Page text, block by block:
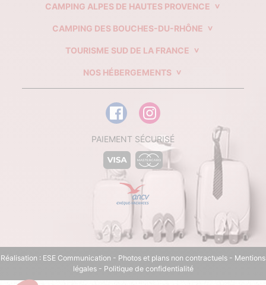
CAMPING ALPES DE HAUTES PROVENCE
CAMPING DES BOUCHES-DU-RHÔNE
TOURISME SUD DE LA FRANCE
NOS HÉBERGEMENTS
PAIEMENT SÉCURISÉ
Réalisation : ESE Communication - Photos et plans non contractuels - Mentions
légales- Politique de confidentialité